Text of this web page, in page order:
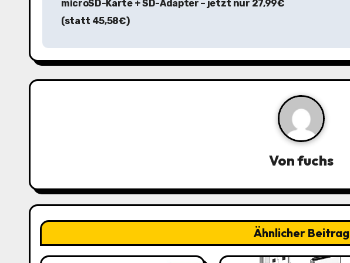
t
r
a
v
i
g
microSD-Karte + SD-Adapter – jetzt nur 27,99€
(statt 45,58€)
Vonfuchs
Ähnlicher Beitrag